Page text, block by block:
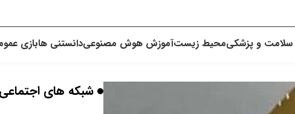
سلامت و پزشکیمحیط زیستآموزش هوش مصنوعیدانستنی هابازی
شبکه های اجتماعی